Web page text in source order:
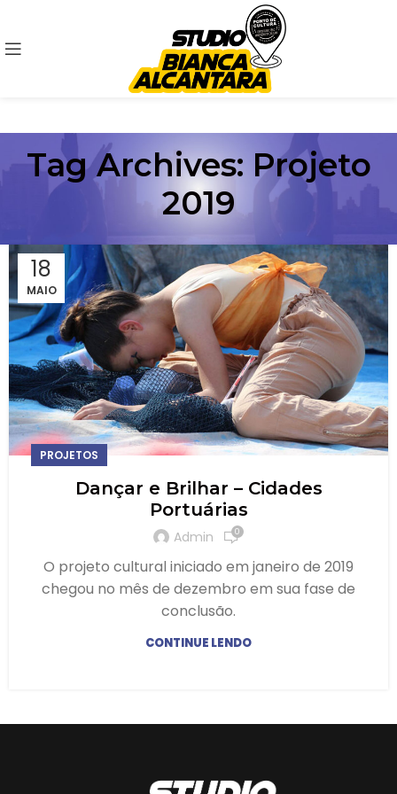
Tag Archives: Projeto
2019
18
MAIO
PROJETOS
Dançar e Brilhar – Cidades
Portuárias
Admin 0
O projeto cultural iniciado em janeiro de 2019
chegou no mês de dezembro em sua fase de
conclusão.
CONTINUE LENDO